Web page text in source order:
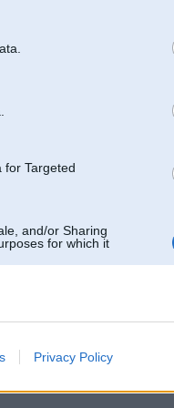
for Targeted
and/or Sharing
for which it
Privacy Policy